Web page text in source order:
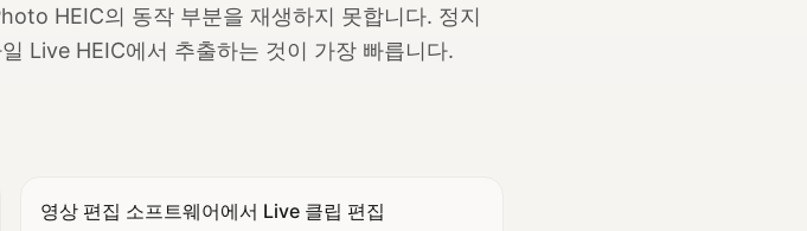
HEIC의 동작 부분을 재생하지 못합니다. 정지
Live HEIC에서 추출하는 것이 가장 빠릅니다.
영상 편집 소프트웨어에서 Live 클립 편집